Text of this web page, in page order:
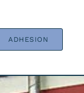
ADHESION